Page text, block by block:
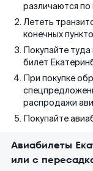
различаются по
Лететь
конечных
Покупайте
билет
При покупке
распродажи
Покупайте
Авиабилеты
или с